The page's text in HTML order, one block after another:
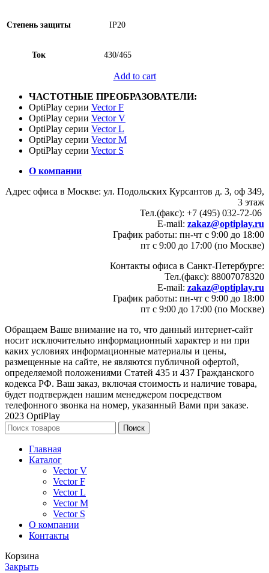
Степень защиты IP20
Ток 430/465
Add to cart
ЧАСТОТНЫЕ ПРЕОБРАЗОВАТЕЛИ:
OptiPlay серии Vector F
OptiPlay серии Vector V
OptiPlay серии Vector L
OptiPlay серии Vector M
OptiPlay серии Vector S
О компании
Адрес офиса в Москве: ул. Подольских Курсантов д. 3, оф 349,
3 этаж
Тел.(факс): +7 (495) 032-72-06
E-mail: zakaz@optiplay.ru
График работы: пн-чт с 9:00 до 18:00
пт с 9:00 до 17:00 (по Москве)
Контакты офиса в Санкт-Петербурге:
Тел.(факс): 88007078320
E-mail: zakaz@optiplay.ru
График работы: пн-чт с 9:00 до 18:00
пт с 9:00 до 17:00 (по Москве)
Обращаем Ваше внимание на то, что данный интернет-сайт
носит исключительно информационный характер и ни при
каких условиях информационные материалы и цены,
размещенные на сайте, не являются публичной офертой,
определяемой положениями Статей 435 и 437 Гражданского
кодекса РФ. Ваш заказ, включая стоимость и наличие товара,
будет подтвержден нашим менеджером посредством
телефонного звонка на номер, указанный Вами при заказе.
2023 OptiPlay
Поиск
Главная
Каталог
Vector V
Vector F
Vector L
Vector M
Vector S
О компании
Контакты
Корзина
Закрыть